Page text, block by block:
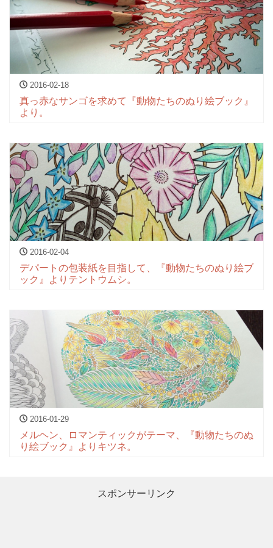
2016-02-18
真っ赤なサンゴを求めて『動物たちのぬり絵ブック』
より。
2016-02-04
デパートの包装紙を目指して、『動物たちのぬり絵ブ
ック』よりテントウムシ。
2016-01-29
メルヘン、ロマンティックがテーマ、『動物たちのぬ
り絵ブック』よりキツネ。
スポンサーリンク